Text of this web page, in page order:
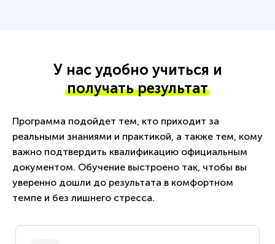
У нас удобно учиться и
получать результат
Программа подойдет тем, кто приходит за
реальными знаниями и практикой, а также тем, кому
важно подтвердить квалификацию официальным
документом. Обучение выстроено так, чтобы вы
уверенно дошли до результата в комфортном
темпе и без лишнего стресса.